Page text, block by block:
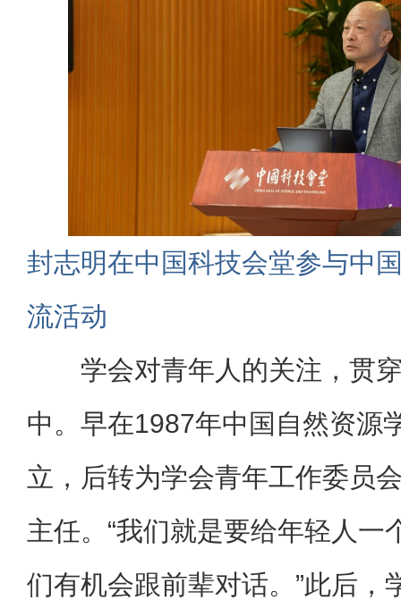
封志明在中国科技会堂参与中
流活动
学会对青年人的关注，贯
中。早在1987年中国自然资源
立，后转为学会青年工作委员
主任。“我们就是要给年轻人一
们有机会跟前辈对话。”此后，